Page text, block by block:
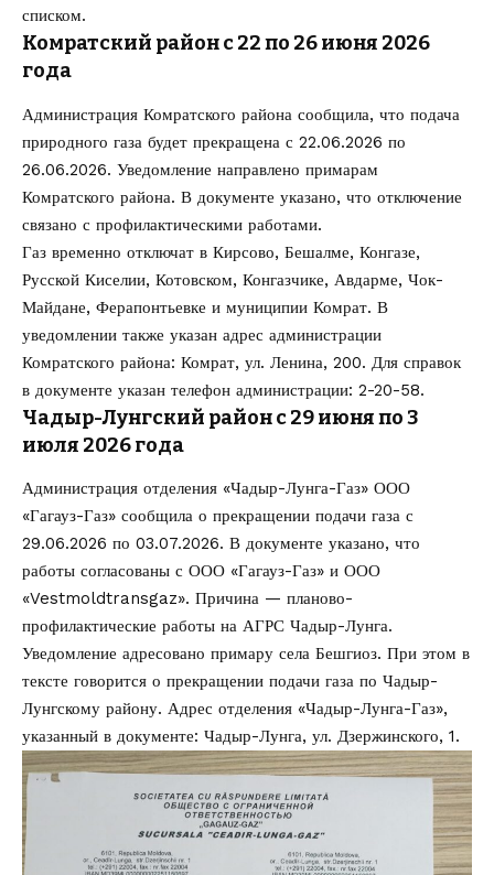
списком.
Комратский район с 22 по 26 июня 2026
года
Администрация Комратского района сообщила, что подача
природного газа будет прекращена с 22.06.2026 по
26.06.2026. Уведомление направлено примарам
Комратского района. В документе указано, что отключение
связано с профилактическими работами.
Газ временно отключат в Кирсово, Бешалме, Конгазе,
Русской Киселии, Котовском, Конгазчике, Авдарме, Чок-
Майдане, Ферапонтьевке и муниципии Комрат. В
уведомлении также указан адрес администрации
Комратского района: Комрат, ул. Ленина, 200. Для справок
в документе указан телефон администрации: 2-20-58.
Чадыр-Лунгский район с 29 июня по 3
июля 2026 года
Администрация отделения «Чадыр-Лунга-Газ» ООО
«Гагауз-Газ» сообщила о прекращении подачи газа с
29.06.2026 по 03.07.2026. В документе указано, что
работы согласованы с ООО «Гагауз-Газ» и ООО
«Vestmoldtransgaz». Причина — планово-
профилактические работы на АГРС Чадыр-Лунга.
Уведомление адресовано примару села Бешгиоз. При этом в
тексте говорится о прекращении подачи газа по Чадыр-
Лунгскому району. Адрес отделения «Чадыр-Лунга-Газ»,
указанный в документе: Чадыр-Лунга, ул. Дзержинского, 1.